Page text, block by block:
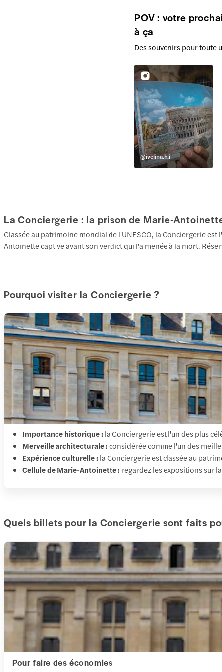
POV : votre
à ça
Des souvenirs pour toute
@ivelina.h.i
La Conciergerie : la prison de Marie-
Classée au patrimoine mondial de l'UNESCO, la Conciergerie
Antoinette captive avant son verdict qui l'a menée à la mort.
Pourquoi visiter la Conciergerie ?
Importance historique : la Conciergerie est l'un des plus
Merveille architecturale :considérée comme l'un des
Expérience culturelle : la Conciergerie est classée au
Cellule de Marie-Antoinette : regardez les expositions sur
Quels billets pour la Conciergerie sont faits
Pour faire des économies